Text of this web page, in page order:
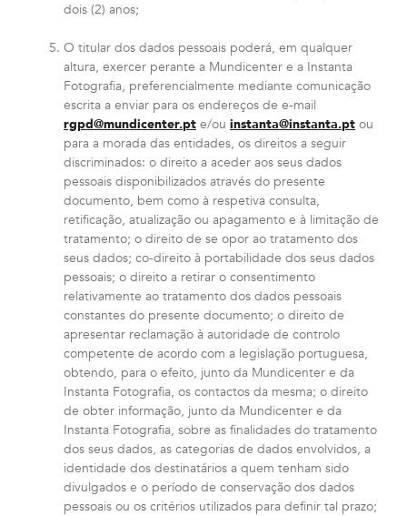
dois (2) anos;
O titular dos dados pessoais poderá, em qualquer
altura, exercer perante a Mundicenter e a Instanta
Fotografia, preferencialmente mediante comunicação
escrita a enviar para os endereços de e-mail
rgpd@mundicenter.pt e/ou instanta@instanta.pt ou
para a morada das entidades, os direitos a seguir
discriminados: o direito a aceder aos seus dados
pessoais disponibilizados através do presente
documento, bem como à respetiva consulta,
retificação, atualização ou apagamento e à limitação de
tratamento; o direito de se opor ao tratamento dos
seus dados; co-direito à portabilidade dos seus dados
pessoais; o direito a retirar o consentimento
relativamente ao tratamento dos dados pessoais
constantes do presente documento; o direito de
apresentar reclamação à autoridade de controlo
competente de acordo com a legislação portuguesa,
obtendo, para o efeito, junto da Mundicenter e da
Instanta Fotografia, os contactos da mesma; o direito
de obter informação, junto da Mundicenter e da
Instanta Fotografia, sobre as finalidades do tratamento
dos seus dados, as categorias de dados envolvidos, a
identidade dos destinatários a quem tenham sido
divulgados e o período de conservação dos dados
pessoais ou os critérios utilizados para definir tal prazo;